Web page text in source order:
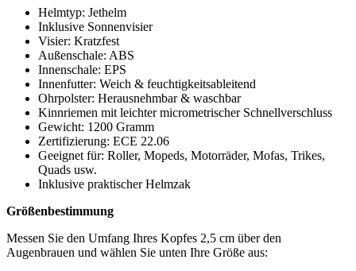
Helmtyp: Jethelm
Inklusive Sonnenvisier
Visier: Kratzfest
Außenschale: ABS
Innenschale: EPS
Innenfutter: Weich & feuchtigkeitsableitend
Ohrpolster: Herausnehmbar & waschbar
Kinnriemen mit leichter micrometrischer Schnellverschluss
Gewicht: 1200 Gramm
Zertifizierung: ECE 22.06
Geeignet für: Roller, Mopeds, Motorräder, Mofas, Trikes,
Quads usw.
Inklusive praktischer Helmzak
Größenbestimmung
Messen Sie den Umfang Ihres Kopfes 2,5 cm über den
Augenbrauen und wählen Sie unten Ihre Größe aus: